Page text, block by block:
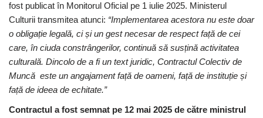
fost publicat în Monitorul Oficial pe 1 iulie 2025. Ministerul
Culturii transmitea atunci: “Implementarea acestora nu este doar
o obligație legală, ci și un gest necesar de respect față de cei
care, în ciuda constrângerilor, continuă să susțină activitatea
culturală. Dincolo de a fi un text juridic, Contractul Colectiv de
Muncă este un angajament față de oameni, față de instituție și
față de ideea de echitate.”
Contractul a fost semnat pe 12 mai 2025 de către ministrul